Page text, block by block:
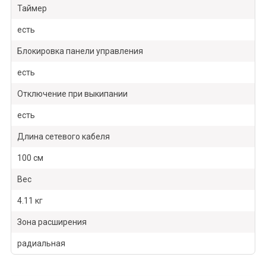
Таймер
есть
Блокировка панели управления
есть
Отключение при выкипании
есть
Длина сетевого кабеля
100 см
Вес
4.11 кг
Зона расширения
радиальная